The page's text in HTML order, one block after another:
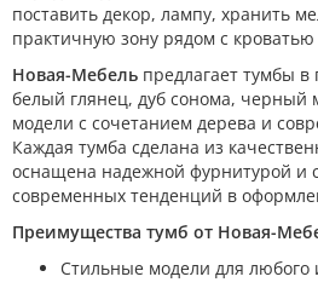
поставить декор, лампу, хранить
практичную зону рядом с
Новая-Мебель предлагает тумбы в
белый глянец, дуб сонома, черный
модели с сочетанием дерева и
Каждая тумба сделана из
оснащена надежной фурнитурой и
современных тенденций в
Преимущества тумб от Новая-
Стильные модели для любого